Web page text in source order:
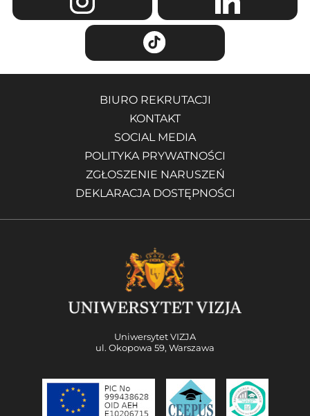
BIURO REKRUTACJI
KONTAKT
SOCIAL MEDIA
POLITYKA PRYWATNOŚCI
ZGŁOSZENIE NARUSZEŃ
DEKLARACJA DOSTĘPNOŚCI
Uniwersytet VIZJA
ul. Okopowa 59, Warszawa